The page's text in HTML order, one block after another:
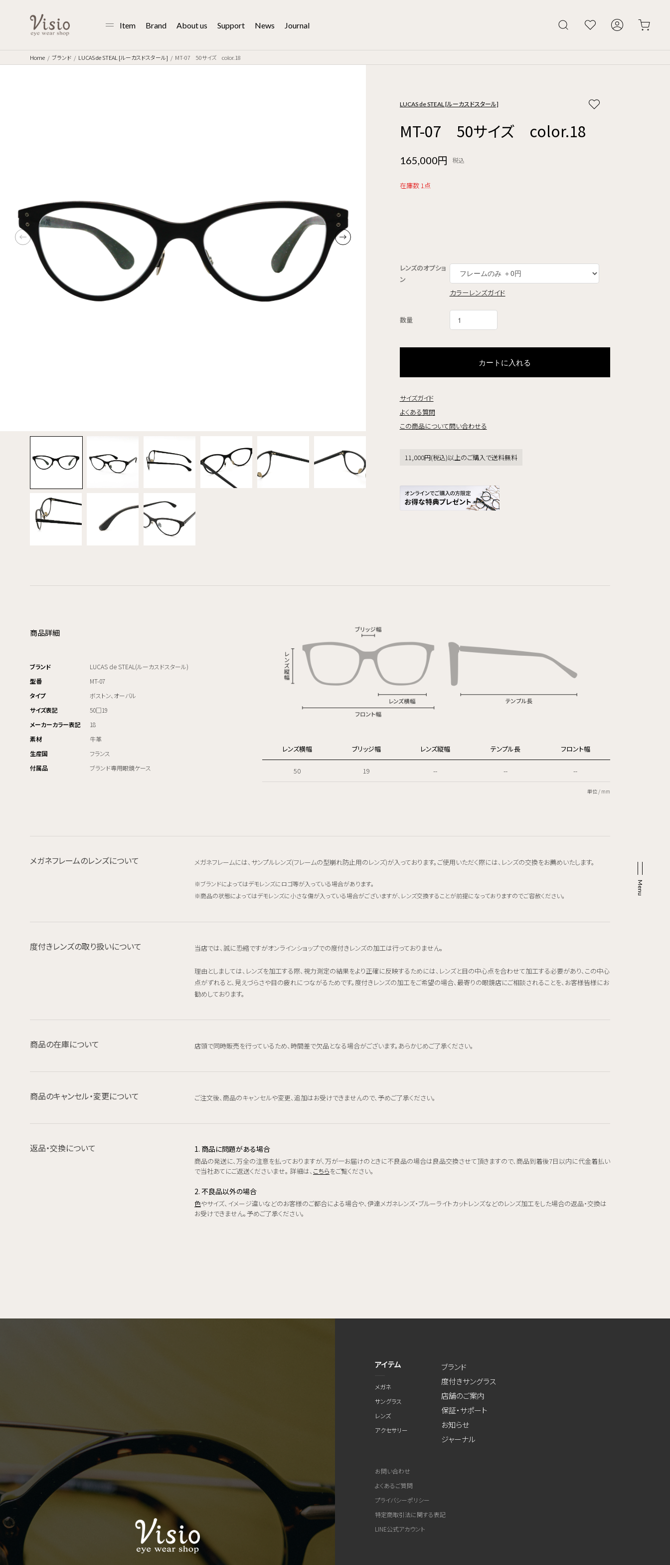
Item Brand About us Support News Journal
Home ブランド LUCAS de STEAL [ルーカスドスタール] MT-07 50サイズ color.18
LUCAS de STEAL [ルーカスドスタール]
MT-07 50サイズ color.18
165,000円 税込
在庫数 1点
レンズのオプショ
ン
カラーレンズガイド
数量
カートに入れる
サイズガイド
よくある質問
この商品について問い合わせる
11,000円(税込)以上のご購入で送料無料
商品詳細
ブランド
LUCAS de STEAL(ルーカスドスタール)
型番
MT-07
タイプ
ボストン、オーバル
サイズ表記
50□19
メーカーカラー表記
18
素材
牛革
生産国
フランス
付属品
ブランド専用眼鏡ケース
レンズ横幅 ブリッジ幅 レンズ縦幅 テンプル長 フロント幅
50 19 -- -- --
単位 / mm
メガネフレームのレンズについて メガネフレームには、サンプルレンズ(フレームの型崩れ防止用のレンズ)が入っております。ご使用いただく際には、レンズの交換をお薦めいたします。
ブランドによってはデモレンズにロゴ等が入っている場合があります。
商品の状態によってはデモレンズに小さな傷が入っている場合がございますが、レンズ交換することが前提になっておりますのでご容赦ください。
度付きレンズの取り扱いについて 当店では、誠に恐縮ですがオンラインショップでの度付きレンズの加工は行っておりません。
理由としましては、レンズを加工する際、視力測定の結果をより正確に反映するためには、レンズと目の中心点を合わせて加工する必要があり、この中心
点がずれると、見えづらさや目の疲れにつながるためです。度付きレンズの加工をご希望の場合、最寄りの眼鏡店にご相談されることを、お客様皆様にお
勧めしております。
商品の在庫について 店頭で同時販売を行っているため、時間差で欠品となる場合がございます。あらかじめご了承ください。
商品のキャンセル・変更について ご注文後、商品のキャンセルや変更、追加はお受けできませんので、予めご了承ください。
返品・交換について 1. 商品に問題がある場合
商品の発送に、万全の注意を払っておりますが、万が一お届けのときに不良品の場合は良品交換させて頂きますので、商品到着後7日以内に代金着払い
で当社あてにご返送くださいませ。 詳細は、 こちらをご覧ください。
2. 不良品以外の場合
色やサイズ、イメージ違いなどのお客様のご都合による場合や、伊達メガネレンズ・ブルーライトカットレンズなどのレンズ加工をした場合の返品・交換は
お受けできません。予めご了承ください。
アイテム
メガネ
サングラス
レンズ
アクセサリー
ブランド
度付きサングラス
店舗のご案内
保証・サポート
お知らせ
ジャーナル
お問い合わせ
よくあるご質問
プライバシーポリシー
特定商取引法に関する表記
LINE公式アカウント